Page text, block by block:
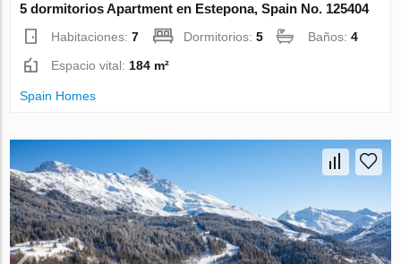
5 dormitorios Apartment en Estepona, Spain No. 125404
Habitaciones:7 Dormitorios:5 Baños:4
Espacio vital:184 m²
Spain Homes